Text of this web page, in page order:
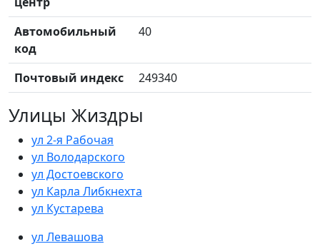
Автомобильный
код
40
Почтовый индекс 249340
Улицы Жиздры
ул 2-я Рабочая
ул Володарского
ул Достоевского
ул Карла Либкнехта
ул Кустарева
ул Левашова